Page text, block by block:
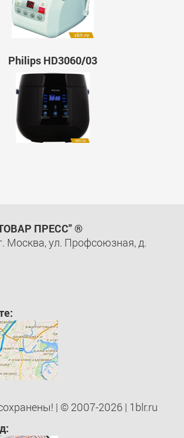
Philips HD3060/03
ПРЕСС" ®
Москва, ул. Профсоюзная, д.
| © 2007-2026 | 1blr.ru